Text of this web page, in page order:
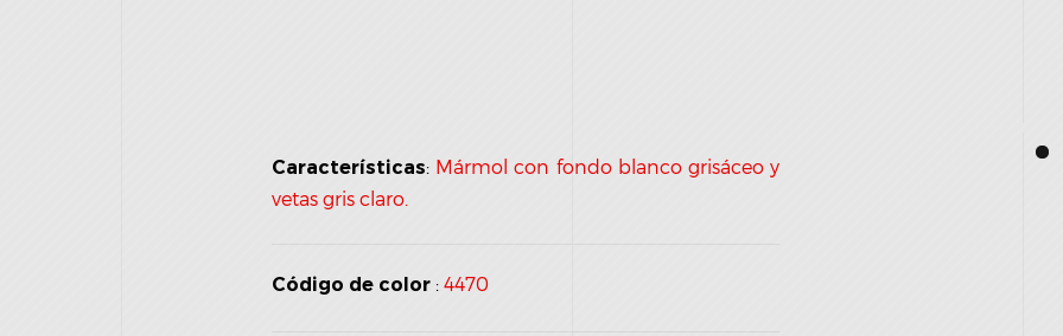
Características: Mármol con fondo blanco grisáceo y
vetas gris claro.
Código de color : 4470